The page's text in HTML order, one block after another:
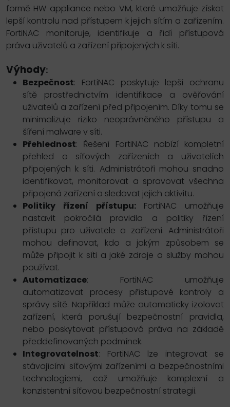
formě HW appliance nebo VM, které umožňuje získat
lepší kontrolu nad přístupem k jejich sítím a zařízením.
FortiNAC monitoruje, identifikuje a řídí přístupová
práva uživatelů a zařízení připojených k síti.
Výhody:
Bezpečnost: FortiNAC poskytuje lepší ochranu
sítě prostřednictvím identifikace a ověřování
uživatelů a zařízení před připojením. Díky tomu se
minimalizuje riziko neoprávněného přístupu a
šíření malware v síti.
Přehlednost: Řešení FortiNAC nabízí kompletní
přehled o síťových zařízeních a uživatelích
připojených k síti. Administrátoři mohou snadno
identifikovat, monitorovat a spravovat všechna
připojená zařízení a sledovat jejich aktivitu.
Politiky řízení přístupu:FortiNAC umožňuje
nastavit pokročilá pravidla a politiky řízení
přístupu pro uživatele a zařízení. Administrátoři
mohou definovat, kdo a jakým způsobem se
může připojit k síti a jaké zdroje a služby mohou
používat.
Automatizace: FortiNAC umožňuje
automatizovat procesy přístupové kontroly a
správy sítě. Například může automaticky izolovat
zařízení, která porušují bezpečnostní pravidla,
nebo poskytovat přístupová práva na základě
předdefinovaných podmínek.
Integrovatelnost: FortiNAC lze integrovat se
stávajícími síťovými zařízeními a bezpečnostními
technologiemi, což umožňuje komplexní a
konzistentní síťovou bezpečnostní strategii.